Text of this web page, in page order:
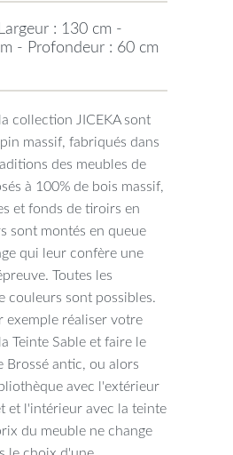
Largeur : 130 cm -
- Profondeur : 60 cm
collection JICEKA sont
massif, fabriqués dans
des meubles de
à 100% de bois massif,
et fonds de tiroirs en
sont montés en queue
qui leur confère une
Toutes les
couleurs sont possibles.
exemple réaliser votre
Teinte Sable et faire le
Brossé antic, ou alors
avec l'extérieur
et l'intérieur avec la teinte
du meuble ne change